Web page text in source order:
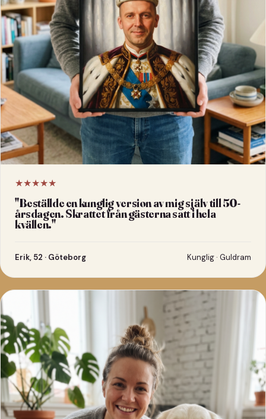
★★★★★
"Beställde en kunglig version av mig själv till 50-
årsdagen. Skrattet från gästerna satt i hela
kvällen."
Erik, 52 · Göteborg Kunglig · Guldram